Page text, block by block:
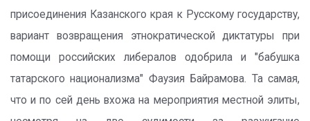
присоединения Казанского края к Русскому государству,
вариант возвращения этнократической диктатуры при
помощи российских либералов одобрила и "бабушка
татарского национализма" Фаузия Байрамова. Та самая,
что и по сей день вхожа на мероприятия местной элиты,